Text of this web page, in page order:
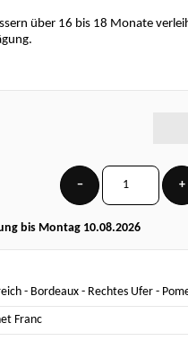
über 16 bis 18 Monate
− +
bis Montag 10.08.2026
- Bordeaux- Rechtes Ufer-
Franc